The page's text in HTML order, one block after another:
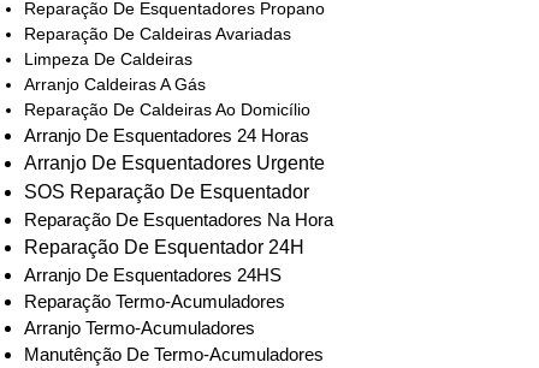
Reparação De Esquentadores Propano
Reparação De Caldeiras Avariadas
Limpeza De Caldeiras
Arranjo Caldeiras A Gás
Reparação De Caldeiras Ao Domicílio
Arranjo De Esquentadores 24 Horas
Arranjo De Esquentadores Urgente
SOS Reparação De Esquentador
Reparação De Esquentadores Na Hora
Reparação De Esquentador 24H
Arranjo De Esquentadores 24HS
Reparação Termo-Acumuladores
Arranjo Termo-Acumuladores
Manutênção De Termo-Acumuladores